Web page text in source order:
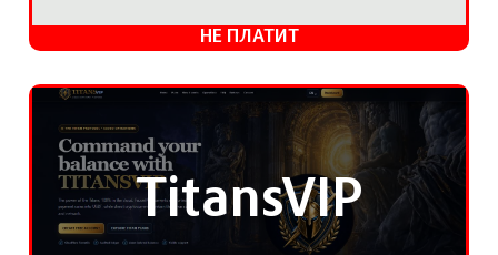
НЕ ПЛАТИТ
TitansVIP